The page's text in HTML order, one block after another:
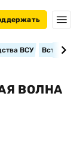
ВСУ
ВОЛНА